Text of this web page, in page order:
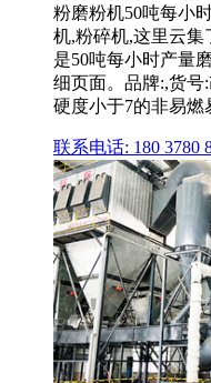
粉磨粉机50吨每小
机,粉碎机,这里云
是50吨每小时产量
细页面。品牌:,货号
硬度小于7的非易燃
联系电话: 180 3780